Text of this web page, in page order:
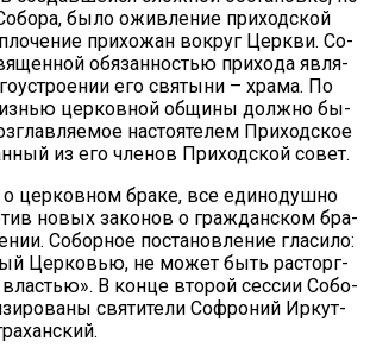
бы­ло ожив­ле­ние при­ход­ской
при­хо­жан во­круг Церк­ви. Со­
обя­зан­но­стью при­хо­да яв­ля­
его свя­ты­ни – хра­ма. По
цер­ков­ной об­щи­ны долж­но бы­
на­сто­я­те­лем При­ход­ское
из его чле­нов При­ход­ской со­вет.
о цер­ков­ном бра­ке, все еди­но­душ­но
но­вых за­ко­нов о граж­дан­ском бра­
Со­бор­ное по­ста­нов­ле­ние гла­си­ло:
Цер­ко­вью, не мо­жет быть рас­торг­
В кон­це вто­рой сес­сии Со­бо­
свя­ти­те­ли Со­фро­ний Ир­кут­